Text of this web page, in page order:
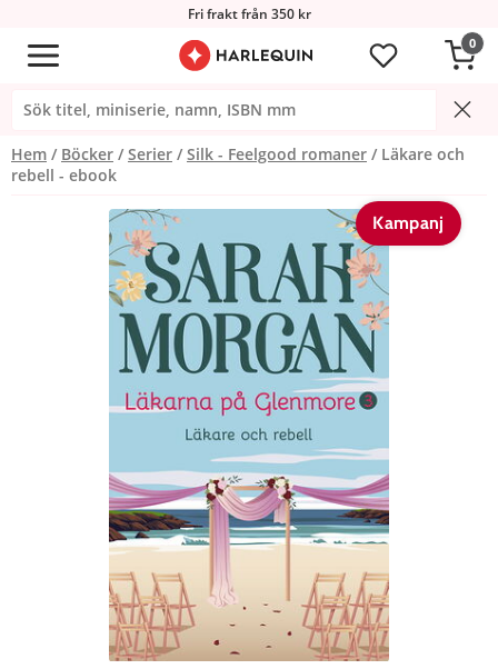
Fri frakt från 350 kr
0
Hem Böcker Serier Silk - Feelgood romaner
Läkare och
rebell - ebook
Kampanj